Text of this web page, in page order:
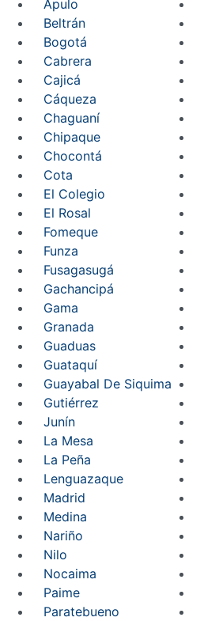
Apulo
Beltrán
Bogotá
Cabrera
Cajicá
Cáqueza
Chaguaní
Chipaque
Chocontá
Cota
El Colegio
El Rosal
Fomeque
Funza
Fusagasugá
Gachancipá
Gama
Granada
Guaduas
Guataquí
Guayabal De Siquima
Gutiérrez
Junín
La Mesa
La Peña
Lenguazaque
Madrid
Medina
Nariño
Nilo
Nocaima
Paime
Paratebueno